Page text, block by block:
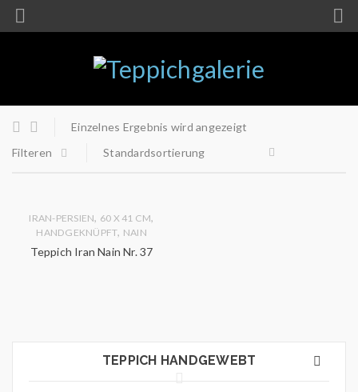
TEPPICH HANDGEWEBT
Einzelnes Ergebnis wird angezeigt
Filteren
Standardsortierung
IRAN-PERSIEN, 60 X 41 CM,
HANDGEKNÜPFT, NAIN
Teppich Iran Nain Nr. 37